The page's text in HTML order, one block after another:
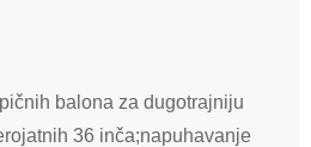
balona za dugotrajniju
36 inča;napuhavanje